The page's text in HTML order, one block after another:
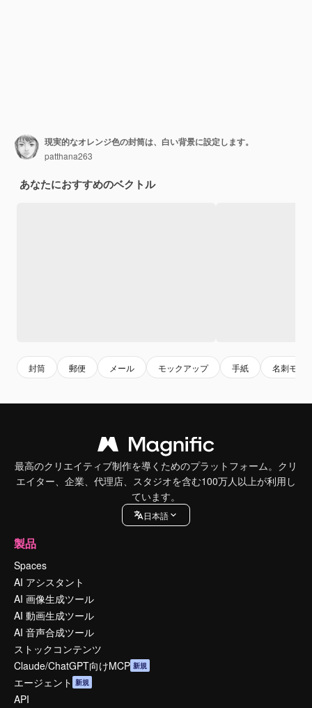
現実的なオレンジ色の封筒は、白い背景に設定します。
patthana263
あなたにおすすめのベクトル
封筒 郵便 メール モックアップ 手紙 名刺モッ
最高のクリエイティブ制作を導くためのプラットフォーム。クリ
エイター、企業、代理店、スタジオを含む100万人以上が利用し
ています。
日本語
製品
Spaces
AI アシスタント
AI 画像生成ツール
AI 動画生成ツール
AI 音声合成ツール
ストックコンテンツ
Claude/ChatGPT向けMCP 新規
エージェント 新規
API